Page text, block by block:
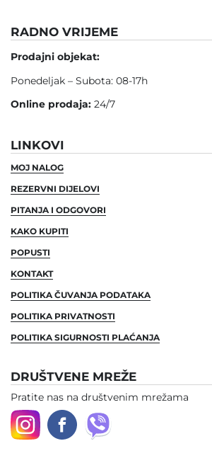
RADNO VRIJEME
Prodajni objekat:
Ponedeljak – Subota: 08-17h
Online prodaja: 24/7
LINKOVI
MOJ NALOG
REZERVNI DIJELOVI
PITANJA I ODGOVORI
KAKO KUPITI
POPUSTI
KONTAKT
POLITIKA ČUVANJA PODATAKA
POLITIKA PRIVATNOSTI
POLITIKA SIGURNOSTI PLAĆANJA
DRUŠTVENE MREŽE
Pratite nas na društvenim mrežama